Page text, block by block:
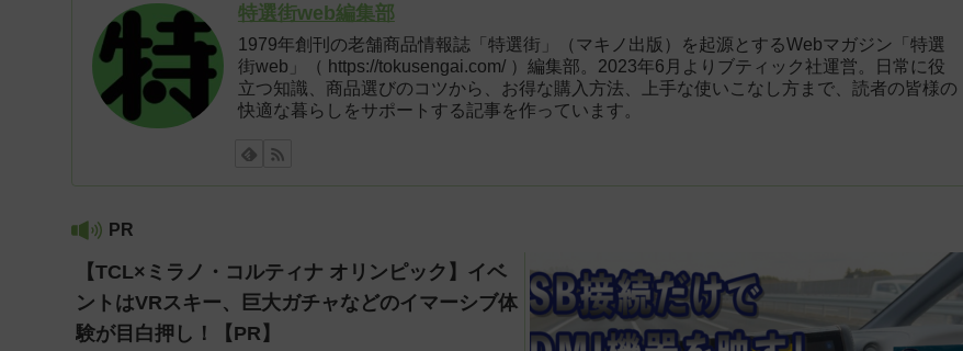
特選街web編集部
1979年創刊の老舗商品情報誌「特選街」（マキノ出版）を起源とするWebマガジン「特選
街web」（ https://tokusengai.com/ ）編集部。2023年6月よりブティック社運営。日常に役
立つ知識、商品選びのコツから、お得な購入方法、上手な使いこなし方まで、読者の皆様の
快適な暮らしをサポートする記事を作っています。
PR
【TCL×ミラノ・コルティナ オリンピック】イベ
ントはVRスキー、巨大ガチャなどのイマーシブ体
験が目白押し！【PR】